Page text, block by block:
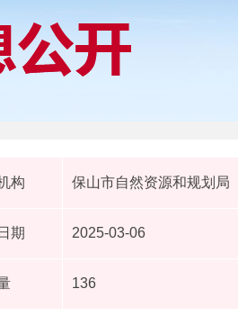
构 保山市自然资源和规划局
期 2025-03-06
136